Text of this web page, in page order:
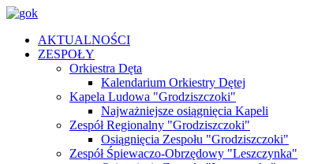
AKTUALNOŚCI
ZESPOŁY
Orkiestra Dęta
Kalendarium Orkiestry Dętej
Kapela Ludowa "Grodziszczoki"
Najważniejsze osiągnięcia Kapeli
Zespół Regionalny "Grodziszczoki"
Osiągnięcia Zespołu "Grodziszczoki"
Zespół Śpiewaczo-Obrzędowy "Leszczynka"